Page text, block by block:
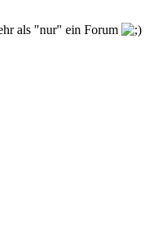
als "nur" ein Forum